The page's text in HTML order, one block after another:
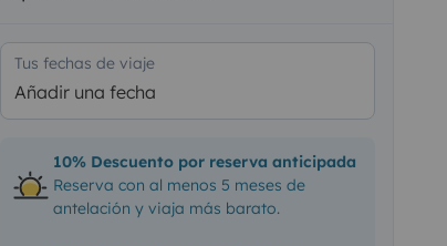
Tus fechas de viaje
Añadir una fecha
10% Descuento por reserva anticipada
Reserva con al menos 5 meses de
antelación y viaja más barato.